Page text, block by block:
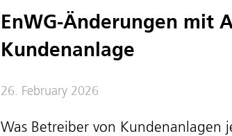
EnWG-Änderungen mit
Kundenanlage
26. February 2026
Was Betreiber von Kundenanlagen